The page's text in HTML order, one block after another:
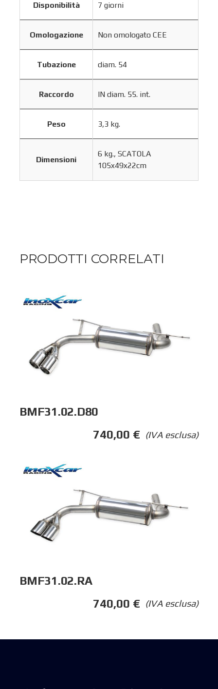
Disponibilità 7 giorni
Omologazione Non omologato CEE
Tubazione diam. 54
Raccordo IN diam. 55. int.
Peso 3,3 kg.
Dimensioni
6 kg., SCATOLA
105x49x22cm
PRODOTTI CORRELATI
BMF31.02.D80
(IVA esclusa)
740,00 €
BMF31.02.RA
(IVA esclusa)
740,00 €